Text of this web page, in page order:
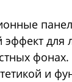
для
и